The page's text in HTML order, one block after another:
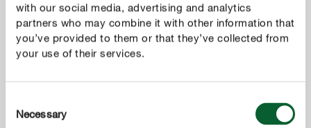
with our social media, advertising and analytics
partners who may combine it with other information that
you’ve provided to them or that they’ve collected from
your use of their services.
Selection
Necessary
COMPO Pistola antihormigas